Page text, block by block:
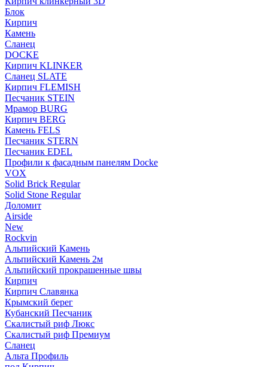
Блок
Кирпич
Камень
Сланец
DOCKE
Кирпич KLINKER
Сланец SLATE
Кирпич FLEMISH
Пес­ча­ник STEIN
Мрамор BURG
Кирпич BERG
Камень FELS
Пес­ча­ник STERN
Пес­ча­ник EDEL
Профили к фасадным панелям Docke
VOX
Solid Brick Regular
Solid Stone Regular
Доломит
Airside
New
Rockvin
Альпийский Камень
Альпийский Камень 2м
Альпийский прокрашенные швы
Кирпич
Кирпич Славянка
Крымский берег
Кубанский Песчаник
Скалистый риф Люкс
Скалистый риф Премиум
Сланец
Альта Профиль